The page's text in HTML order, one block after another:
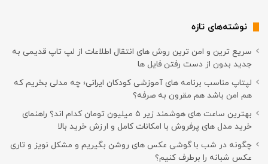
نوشته‌های تازه
سریع ترین و امن ترین روش های انتقال اطلاعات از لپ تاپ قدیمی به
جدید بدون از دست رفتن فایل ها
لپتاپ مناسب برنامه های آموزشی کودکان ایرانی؛ چه مدلی بخریم که
هم امن باشد هم مقرون به صرفه؟
بهترین ساعت های هوشمند زیر ۵ میلیون تومان کدام اند؟ راهنمای
خرید مدل های پرفروش با امکانات کامل و ارزش خرید بالا
چگونه در شب با گوشی عکس های روشن بگیریم و مشکل نویز و تاری
عکس شبانه را برطرف کنیم؟